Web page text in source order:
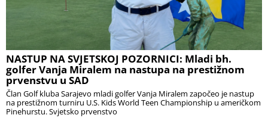
NASTUP NA SVJETSKOJ POZORNICI: Mladi bh.
golfer Vanja Miralem na nastupa na prestižnom
prvenstvu u SAD
Član Golf kluba Sarajevo mladi golfer Vanja Miralem započeo je nastup
na prestižnom turniru U.S. Kids World Teen Championship u američkom
Pinehurstu. Svjetsko prvenstvo